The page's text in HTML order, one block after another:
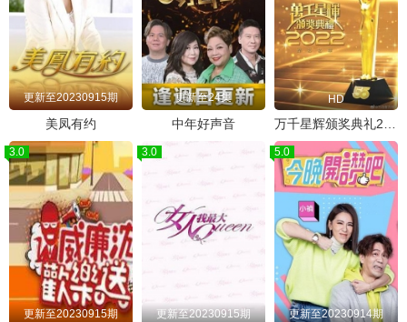
更新至20230915期
美凤有约
更新至24集
中年好声音
HD
3.0
更新至20230915期
3.0
更新至20230915期
5.0
更新至20230914期